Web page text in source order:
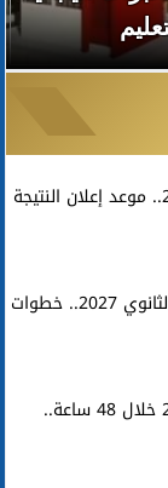
نتيجة الثانوية العامة 2026.. موعد إعلان النتيجة
رابط تقديم الصف الأول الثانوي 2027.. خطوات
نتيجة الثانوية العامة 2026 خلال 48 ساعة..